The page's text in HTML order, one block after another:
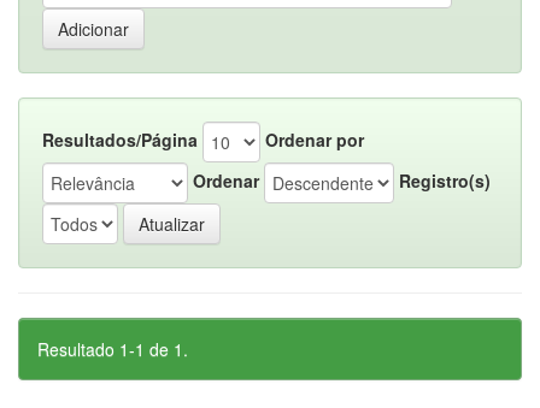
Resultados/Página
Ordenar por
Ordenar
Registro(s)
Resultado 1-1 de 1.